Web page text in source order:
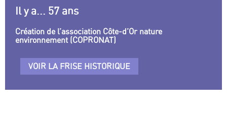
Il y a... 57 ans
Création de l’association Côte-d’Or nature
environnement (COPRONAT)
VOIR LA FRISE HISTORIQUE